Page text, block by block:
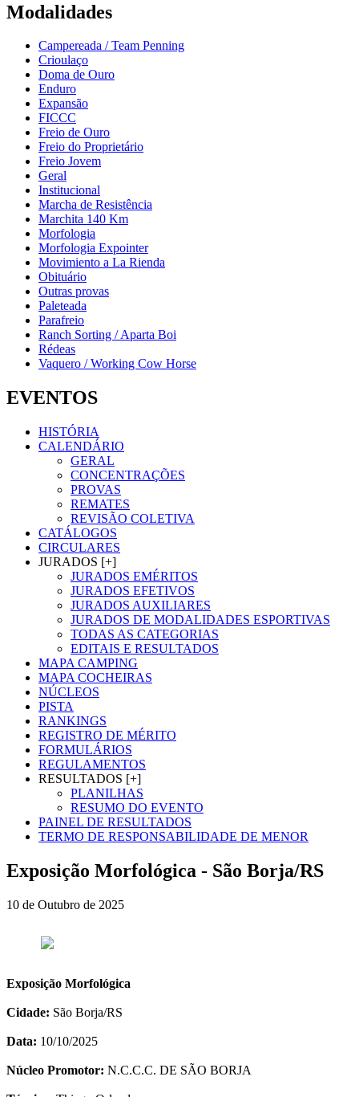
Modalidades
Campereada / Team Penning
Crioulaço
Doma de Ouro
Enduro
Expansão
FICCC
Freio de Ouro
Freio do Proprietário
Freio Jovem
Geral
Institucional
Marcha de Resistência
Marchita 140 Km
Morfologia
Morfologia Expointer
Movimiento a La Rienda
Obituário
Outras provas
Paleteada
Parafreio
Ranch Sorting / Aparta Boi
Rédeas
Vaquero / Working Cow Horse
EVENTOS
HISTÓRIA
CALENDÁRIO
GERAL
CONCENTRAÇÕES
PROVAS
REMATES
REVISÃO COLETIVA
CATÁLOGOS
CIRCULARES
JURADOS [+]
JURADOS EMÉRITOS
JURADOS EFETIVOS
JURADOS AUXILIARES
JURADOS DE MODALIDADES ESPORTIVAS
TODAS AS CATEGORIAS
EDITAIS E RESULTADOS
MAPA CAMPING
MAPA COCHEIRAS
NÚCLEOS
PISTA
RANKINGS
REGISTRO DE MÉRITO
FORMULÁRIOS
REGULAMENTOS
RESULTADOS [+]
PLANILHAS
RESUMO DO EVENTO
PAINEL DE RESULTADOS
TERMO DE RESPONSABILIDADE DE MENOR
Exposição Morfológica - São Borja/RS
10 de Outubro de 2025
Exposição Morfológica
Cidade: São Borja/RS
Data: 10/10/2025
Núcleo Promotor: N.C.C.C. DE SÃO BORJA